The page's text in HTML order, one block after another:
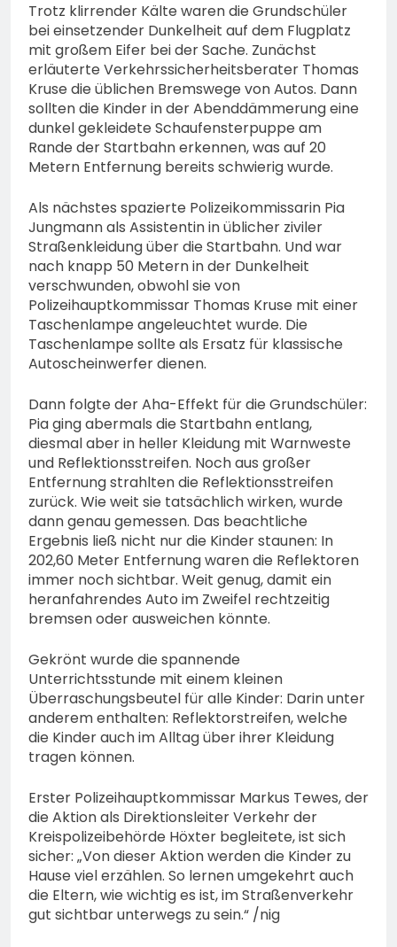
Trotz klirrender Kälte waren die Grundschüler
bei einsetzender Dunkelheit auf dem Flugplatz
mit großem Eifer bei der Sache. Zunächst
erläuterte Verkehrssicherheitsberater Thomas
Kruse die üblichen Bremswege von Autos. Dann
sollten die Kinder in der Abenddämmerung eine
dunkel gekleidete Schaufensterpuppe am
Rande der Startbahn erkennen, was auf 20
Metern Entfernung bereits schwierig wurde.
Als nächstes spazierte Polizeikommissarin Pia
Jungmann als Assistentin in üblicher ziviler
Straßenkleidung über die Startbahn. Und war
nach knapp 50 Metern in der Dunkelheit
verschwunden, obwohl sie von
Polizeihauptkommissar Thomas Kruse mit einer
Taschenlampe angeleuchtet wurde. Die
Taschenlampe sollte als Ersatz für klassische
Autoscheinwerfer dienen.
Dann folgte der Aha-Effekt für die Grundschüler:
Pia ging abermals die Startbahn entlang,
diesmal aber in heller Kleidung mit Warnweste
und Reflektionsstreifen. Noch aus großer
Entfernung strahlten die Reflektionsstreifen
zurück. Wie weit sie tatsächlich wirken, wurde
dann genau gemessen. Das beachtliche
Ergebnis ließ nicht nur die Kinder staunen: In
202,60 Meter Entfernung waren die Reflektoren
immer noch sichtbar. Weit genug, damit ein
heranfahrendes Auto im Zweifel rechtzeitig
bremsen oder ausweichen könnte.
Gekrönt wurde die spannende
Unterrichtsstunde mit einem kleinen
Überraschungsbeutel für alle Kinder: Darin unter
anderem enthalten: Reflektorstreifen, welche
die Kinder auch im Alltag über ihrer Kleidung
tragen können.
Erster Polizeihauptkommissar Markus Tewes, der
die Aktion als Direktionsleiter Verkehr der
Kreispolizeibehörde Höxter begleitete, ist sich
sicher: „Von dieser Aktion werden die Kinder zu
Hause viel erzählen. So lernen umgekehrt auch
die Eltern, wie wichtig es ist, im Straßenverkehr
gut sichtbar unterwegs zu sein.“ /nig